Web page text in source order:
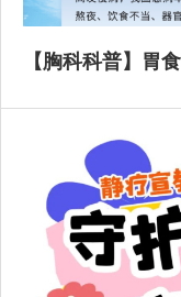
【胸科科普】胃